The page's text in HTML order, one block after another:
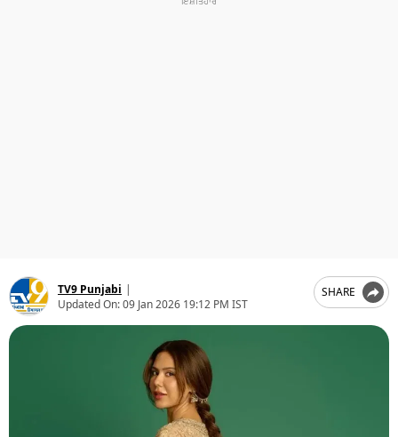
TV9 Punjabi |
Updated On:09 Jan 2026 19:12 PM IST
SHARE